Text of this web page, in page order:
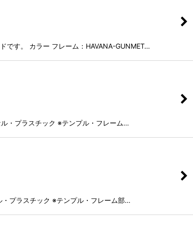
です。 カラー フレーム：HAVANA-GUNMET…
・プラスチック ※テンプル・フレーム…
・プラスチック ※テンプル・フレーム部…